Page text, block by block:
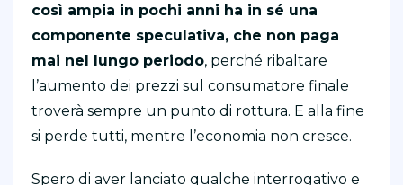
così ampia in pochi anni ha in sé una
componente speculativa, che non paga
mai nel lungo periodo, perché ribaltare
l’aumento dei prezzi sul consumatore finale
troverà sempre un punto di rottura. E alla fine
si perde tutti, mentre l’economia non cresce.
Spero di aver lanciato qualche interrogativo e